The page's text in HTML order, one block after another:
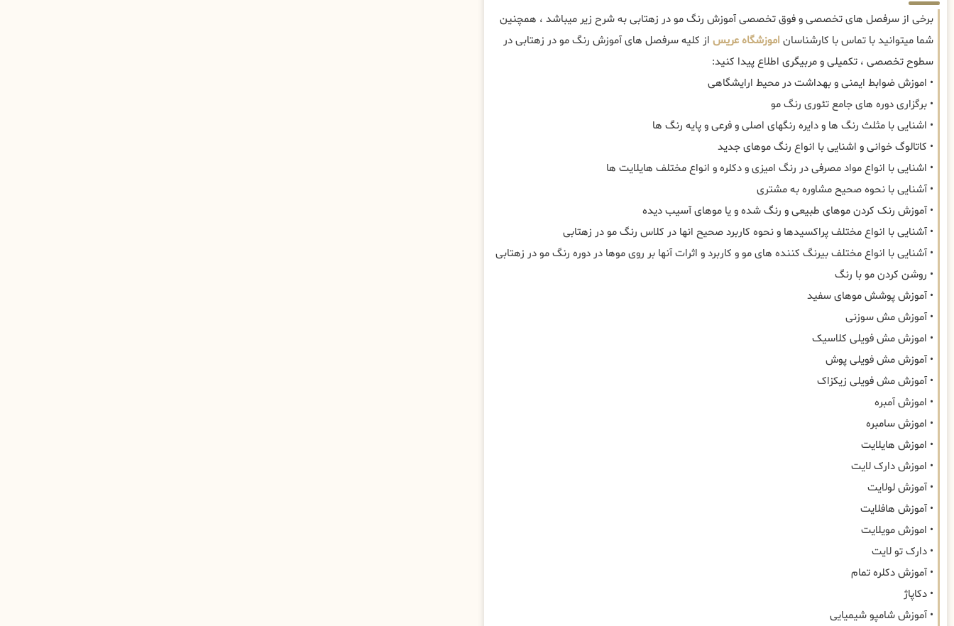
برخی از سرفصل های تخصصی و فوق تخصصی آموزش رنگ مو در زهتابی به شرح زیر میباشد ، همچنین
شما میتوانید با تماس با کارشناسان اموزشگاه عریس از کلیه سرفصل های آموزش رنگ مو در زهتابی در
سطوح تخصصی ، تکمیلی و مربیگری اطلاع پیدا کنید:
• اموزش ضوابط ایمنی و بهداشت در محیط ارایشگاهی
• برگزاری دوره های جامع تئوری رنگ مو
• اشنایی با مثلث رنگ ها و دایره رنگهای اصلی و فرعی و پایه رنگ ها
• کاتالوگ خوانی و اشنایی با انواع رنگ موهای جدید
• اشنایی با انواع مواد مصرفی در رنگ امیزی و دکلره و انواع مختلف هایلایت ها
• آشنایی با نحوه صحیح مشاوره به مشتری
• آموزش رنک کردن موهای طبیعی و رنگ شده و یا موهای آسیب دیده
• آشنایی با انواع مختلف پراکسیدها و نحوه کاربرد صحیح انها در کلاس رنگ مو در زهتابی
• آشنایی با انواع مختلف بیرنگ کننده های مو و کاربرد و اثرات آنها بر روی موها در دوره رنگ مو در زهتابی
• روشن کردن مو با رنگ
• آموزش پوشش موهای سفید
• آموزش مش سوزنی
• اموزش مش فویلی کلاسیک
• آموزش مش فویلی پوش
• آموزش مش فویلی زیکزاک
• اموزش آمبره
• اموزش سامبره
• اموزش هایلایت
• اموزش دارک لایت
• آموزش لولایت
• آموزش هافلایت
• اموزش مویلایت
• دارک تو لایت
• آموزش دکلره تمام
• دکاپاژ
• آموزش شامپو شیمیایی